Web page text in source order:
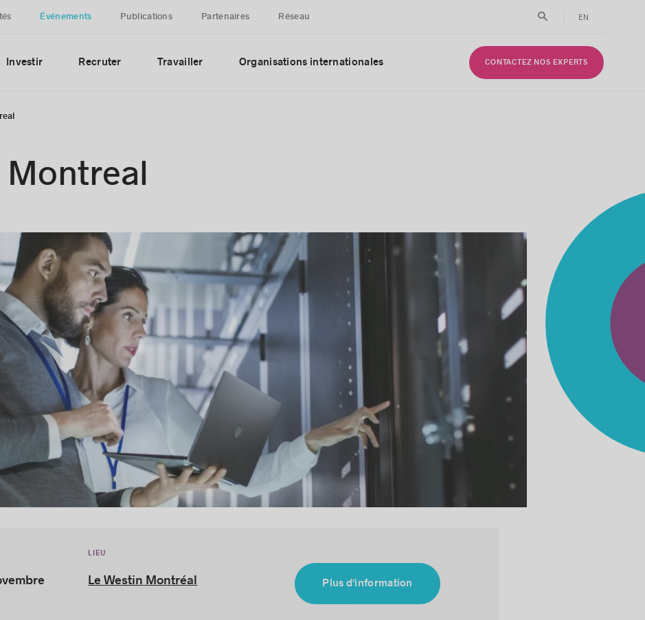
Événements Publications Partenaires Réseau EN
Investir Recruter Travailler Organisations internationales CONTACTEZ NOS EXPERTS
LIEU
Le Westin Montréal Plus d'information